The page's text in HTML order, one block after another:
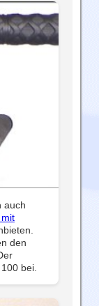
auch
den
bei.